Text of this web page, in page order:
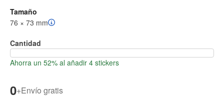
Tamaño
76 × 73 mm
Cantidad
Ahorra un 52% al añadir 4 stickers
0+Envío gratis